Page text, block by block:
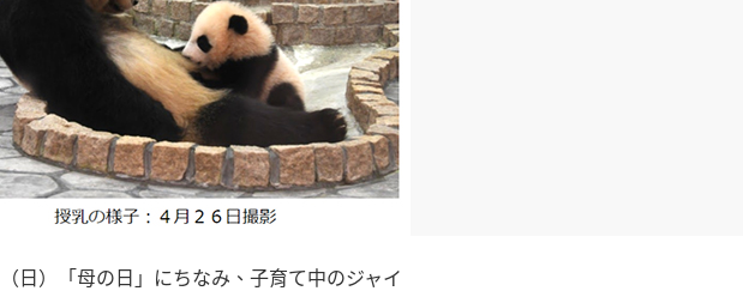
日）「母の日」にちなみ、子育て中のジャイ